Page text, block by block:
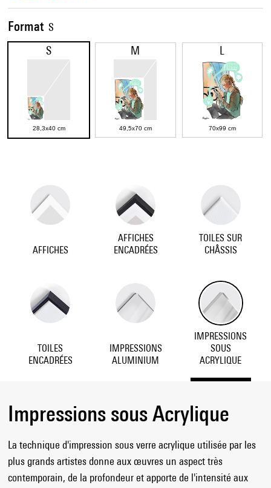
Format S
S
28,3x40 cm
M
49,5x70 cm
L
70x99 cm
AFFICHES
AFFICHES
ENCADRÉES
TOILES SUR
CHÂSSIS
TOILES
ENCADRÉES
IMPRESSIONS
ALUMINIUM
IMPRESSIONS
SOUS
ACRYLIQUE
Impressions sous Acrylique
La technique d'impression sous verre acrylique utilisée par les
plus grands artistes donne aux œuvres un aspect très
contemporain, de la profondeur et apporte de l'intensité aux